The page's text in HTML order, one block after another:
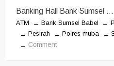
Banking Hall Bank Sumsel …
ATM Bank Sumsel Babel
Pesirah
Polres muba
Commenton